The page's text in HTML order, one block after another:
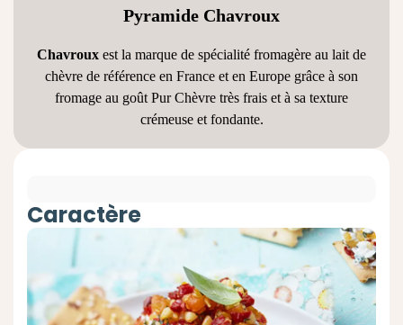
Pyramide Chavroux
Chavroux est la marque de spécialité fromagère au lait de
chèvre de référence en France et en Europe grâce à son
fromage au goût Pur Chèvre très frais et à sa texture
crémeuse et fondante.
Caractère